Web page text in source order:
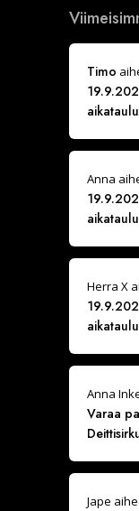
Timo
Anna
Herra X
Anna
Varaa
Jape